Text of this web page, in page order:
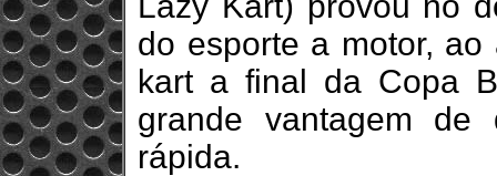
do esporte a motor,
kart a final da Copa
grande vantagem
rápida.